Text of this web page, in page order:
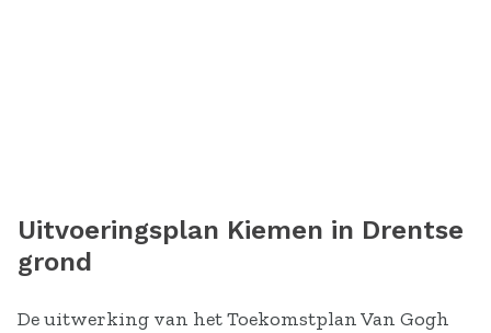
Uitvoeringsplan Kiemen in Drentse
grond
De uitwerking van het Toekomstplan Van Gogh